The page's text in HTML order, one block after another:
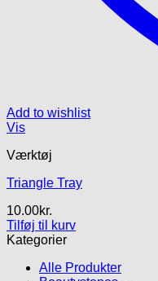
Add to wishlist
Vis
Værktøj
Triangle Tray
10.00kr.
Tilføj til kurv
Kategorier
Alle Produkter